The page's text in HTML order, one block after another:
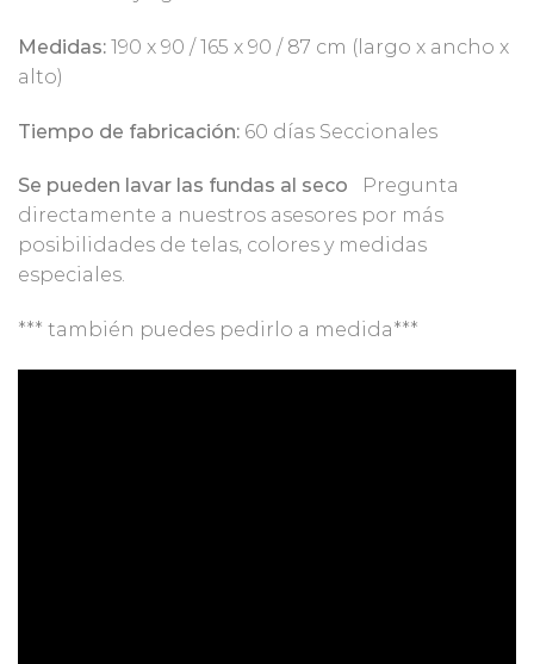
Medidas: 190 x 90 / 165 x 90 / 87 cm (largo x ancho x
alto)
Tiempo de fabricación: 60 días Seccionales
Se pueden lavar las fundas al seco Pregunta
directamente a nuestros asesores por más
posibilidades de telas, colores y medidas
especiales.
*** también puedes pedirlo a medida***